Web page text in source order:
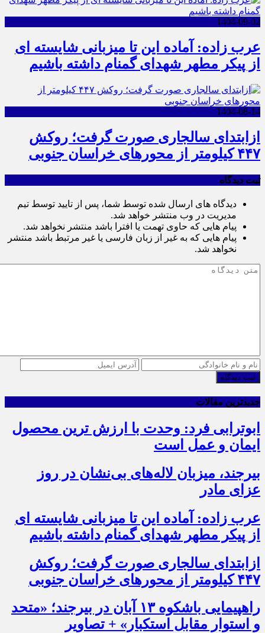
1404-09-02
عرب زاده: آماده این تا میزبانی شایسته ای
از پیکر مطهر شهدای گمنام داشته باشیم
1404-08-14
ازابتدای سالجاری صورت گرفت؛ روکش
۴۴۷ کیلومتر از محورهای خراسان جنوبی
ثبت دیدگاه
دیدگاه های ارسال شده توسط شما، پس از تایید توسط تیم
مدیریت در وب منتشر خواهد شد.
پیام هایی که حاوی تهمت یا افترا باشد منتشر نخواهد شد.
پیام هایی که به غیر از زبان فارسی یا غیر مرتبط باشد منتشر
نخواهد شد.
ثبت دیدگاه
جدیدترین مقالات
ابوترابی فرد: وحدت با ارزش ترین محصول
ایمان و عمل است
بیرجند، میزبان لاله‌های بی‌نشان در روز
عزای مادر
عرب زاده: آماده این تا میزبانی شایسته ای
از پیکر مطهر شهدای گمنام داشته باشیم
ازابتدای سالجاری صورت گرفت؛ روکش
۴۴۷ کیلومتر از محورهای خراسان جنوبی
راهپیمایی باشکوه ۱۳ آبان در بیرجند؛ «متحد
و استوار مقابل استکبار» + تصاویر